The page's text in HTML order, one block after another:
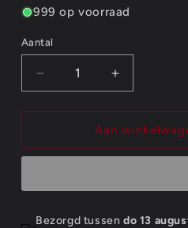
999 op voorraad
Aantal
Aantal
Aantal
verlagen
voor
Lennon
Peace
Aantal
verhogen
voor
John
Lennon
Peace
Aan
Bezorgd tussen do 13